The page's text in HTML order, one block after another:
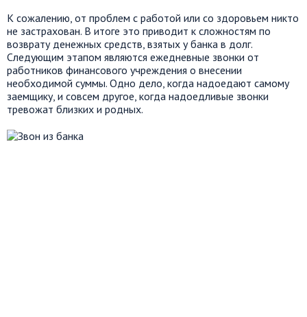
К сожалению, от проблем с работой или со здоровьем никто
не застрахован. В итоге это приводит к сложностям по
возврату денежных средств, взятых у банка в долг.
Следующим этапом являются ежедневные звонки от
работников финансового учреждения о внесении
необходимой суммы. Одно дело, когда надоедают самому
заемщику, и совсем другое, когда надоедливые звонки
тревожат близких и родных.